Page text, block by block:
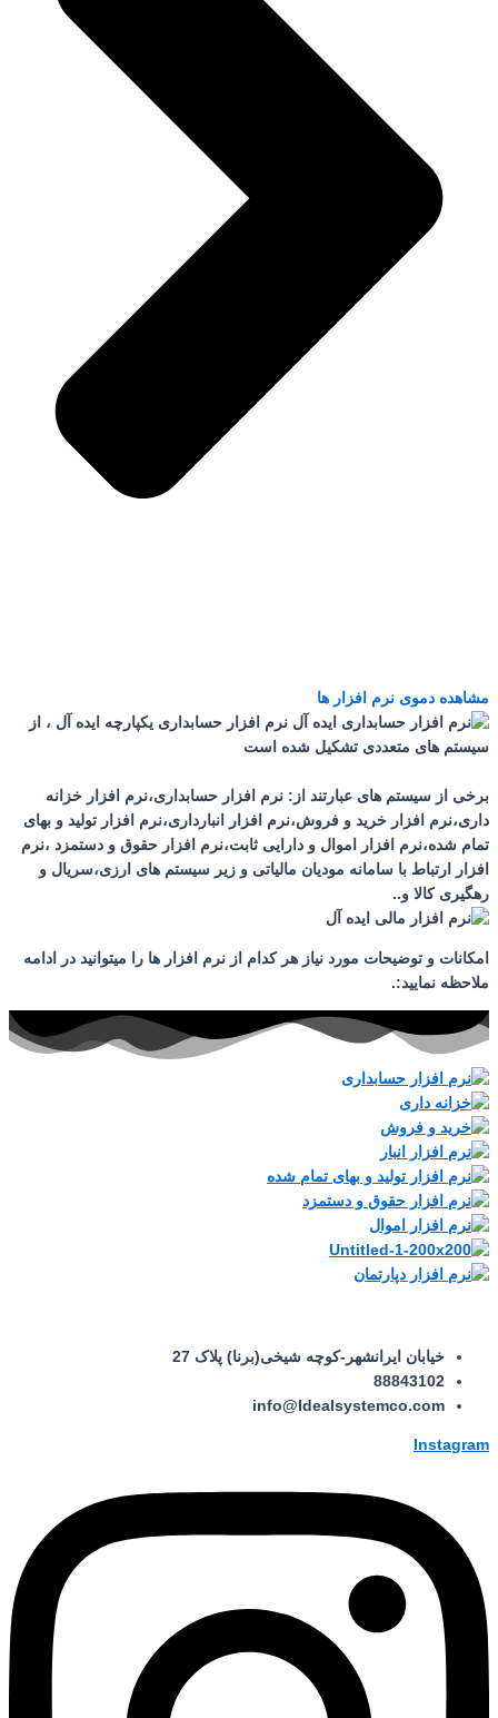
مشاهده دموی نرم افزار ها
نرم افزار حسابداری یکپارچه ایده آل ، از
سیستم های متعددی تشکیل شده است
برخی از سیستم های عبارتند از: نرم افزار حسابداری،نرم افزار خزانه
داری،نرم افزار خرید و فروش،نرم افزار انبارداری،نرم افزار تولید و بهای
تمام شده،نرم افزار اموال و دارایی ثابت،نرم افزار حقوق و دستمزد ،نرم
افزار ارتباط با سامانه مودیان مالیاتی و زیر سیستم های ارزی،سریال و
رهگیری کالا و..
امکانات و توضیحات مورد نیاز هر کدام از نرم افزار ها را میتوانید در ادامه
ملاحظه نمایید:.
خیابان ایرانشهر-کوچه شیخی(برنا) پلاک 27
88843102
info@Idealsystemco.com
Instagram